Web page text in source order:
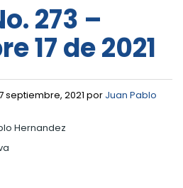
273 –
17 de 2021
septiembre, 2021 por Juan Pablo
Hernandez